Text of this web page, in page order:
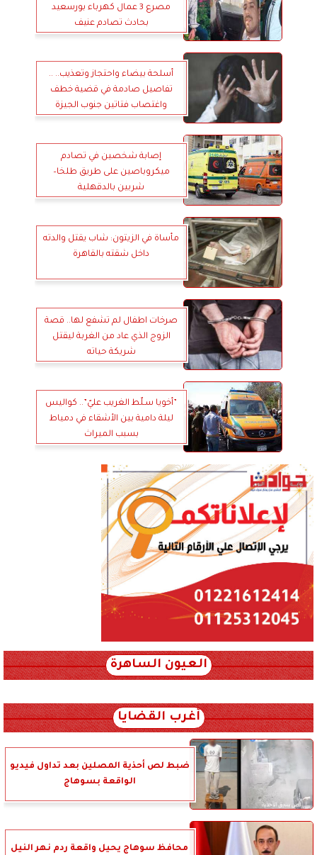
مصرع 3 عمال كهرباء بورسعيد
بحادث تصادم عنيف
أسلحة بيضاء واحتجاز وتعذيب.. ..
تفاصيل صادمة في قضية خطف
واغتصاب فتاتين جنوب الجيزة
إصابة شخصين في تصادم
ميكروباصين على طريق طلخا–
شربين بالدقهلية
مأساة في الزيتون: شاب يقتل والدته
داخل شقته بالقاهرة
صرخات اطفال لم تشفع لها.. قصة
الزوج الذي عاد من الغربة ليقتل
شريكة حياته
”أخويا سـلّط الغريب عليّ”.. كواليس
ليلة دامية بين الأشقاء في دمياط
بسبب الميراث
العيون الساهرة
أغرب القضايا
ضبط لص أحذية المصلين بعد تداول فيديو
الواقعة بسوهاج
محافظ سوهاج يحيل واقعة ردم نهر النيل